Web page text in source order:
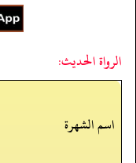
الرواة الحديث:
اسم الشهرة